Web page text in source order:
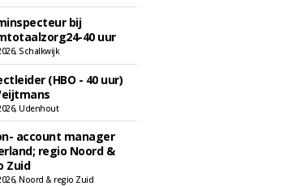
bij
40 uur
Schalkwijk
(HBO - 40 uur)
Udenhout
account manager
regio Noord &
Zuid
Noord & regio Zuid